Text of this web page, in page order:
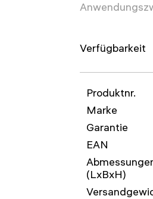
Verfügbarkeit
Produktnr.
Marke
Garantie
EAN
(LxBxH)